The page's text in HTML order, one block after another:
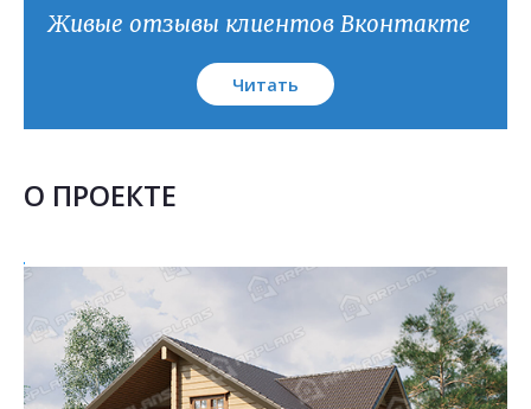
Живые отзывы клиентов Вконтакте
Читать
О ПРОЕКТЕ